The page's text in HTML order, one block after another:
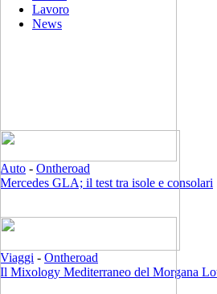
Lavoro
News
Auto - Ontheroad
Mercedes GLA; il test tra isole e consolari
Viaggi - Ontheroad
Il Mixology Mediterraneo del Morgana